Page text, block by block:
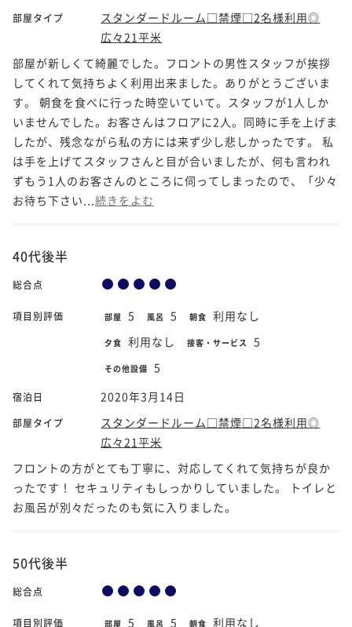
部屋タイプ
スタンダードルーム□禁煙□2名様利用◎
広々21平米
部屋が新しくて綺麗でした。フロントの男性スタッフが挨拶
してくれて気持ちよく利用出来ました。ありがとうございま
す。 朝食を食べに行った時空いていて。スタッフが1人しか
いませんでした。お客さんはフロアに2人。同時に手を上げま
したが、残念ながら私の方には来ず少し悲しかったです。 私
は手を上げてスタッフさんと目が合いましたが、何も言われ
ずもう1人のお客さんのところに伺ってしまったので、「少々
お待ち下さい... 続きをよむ
40代後半
総合点
項目別評価 部屋 5 風呂 5 朝食 利用なし
夕食 利用なし 接客・サービス 5
その他設備 5
宿泊日 2020年3月14日
部屋タイプ
スタンダードルーム□禁煙□2名様利用◎
広々21平米
フロントの方がとても丁寧に、対応してくれて気持ちが良か
ったです！ セキュリティもしっかりしていました。 トイレと
お風呂が別々だったのも気に入りました。
50代後半
総合点
項目別評価 部屋 5 風呂 5 朝食 利用なし